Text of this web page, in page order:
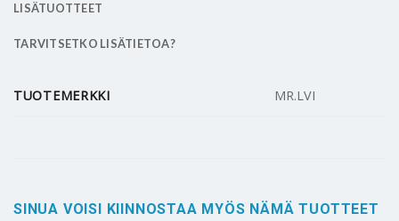
LISÄTUOTTEET
TARVITSETKO LISÄTIETOA?
TUOTEMERKKI MR.LVI
SINUA VOISI KIINNOSTAA MYÖS NÄMÄ TUOTTEET